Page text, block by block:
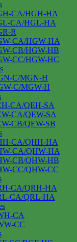
CA/HGH-HA
CA/HGL-HA
R
CA/HGW-HA
CB/HGW-HB
CC/HGW-HC
C/MGN-H
C/MGW-H
CA/QEH-SA
CA/QEW-SA
CB/QEW-SB
CA/QHH-HA
CA/QHW-HA
CB/QHW-HB
CC/QHW-CC
CA/QRH-HA
CA/QRL-HA
CA
CC